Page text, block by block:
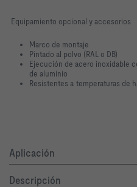
Equipamiento opcional y accesorios
Marco de montaje
Pintado al polvo (RAL o DB)
Ejecución de acero inoxidable
de aluminio
Resistentes a temperaturas de
Aplicación
Descripción